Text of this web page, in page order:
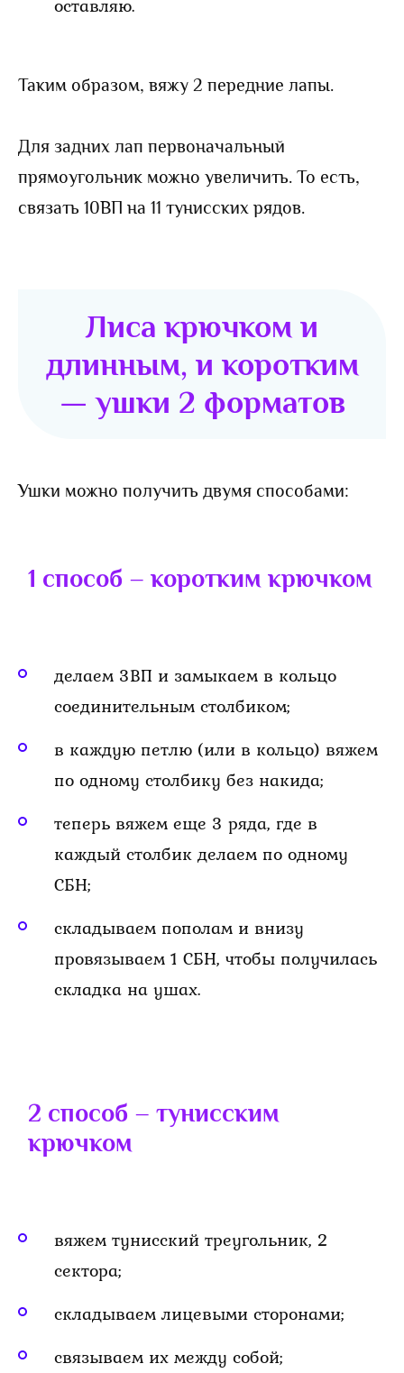
Таким образом, вяжу 2 передние лапы.
Для задних лап первоначальный
прямоугольник можно увеличить. То есть,
связать 10ВП на 11 тунисских рядов.
Лиса крючком и
длинным, и коротким
— ушки 2 форматов
Ушки можно получить двумя способами:
1 способ – коротким крючком
делаем 3ВП и замыкаем в кольцо
соединительным столбиком;
в каждую петлю (или в кольцо) вяжем
по одному столбику без накида;
теперь вяжем еще 3 ряда, где в
каждый столбик делаем по одному
СБН;
складываем пополам и внизу
провязываем 1 СБН, чтобы получилась
складка на ушах.
2 способ – тунисским
крючком
вяжем тунисский треугольник, 2
сектора;
складываем лицевыми сторонами;
связываем их между собой;